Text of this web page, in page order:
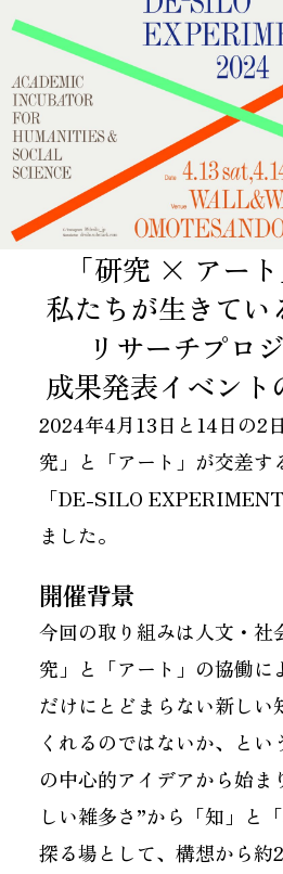
「研究 × アー
私たちが​生きてい
リサーチプロ
成果発表イベント
2024年4月13日と14日の2
究」と「アート」が交差す
「DE-SILO
ました。
開催背景
今回の取り組みは人文・社
究」と「アート」の協働に
だけにとどまらない新しい
くれるのではないか、と
の中心的アイデアから始ま
しい雑多さ”から「知」と
探る場として、構想から約